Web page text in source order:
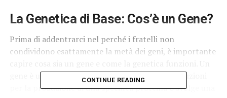
La Genetica di Base: Cos’è un Gene?
Prima di addentrarci nel perché i fratelli non
condividono esattamente la metà dei geni, è importante
gene è una porzione di DNA che contiene le istruzioni
per la produzione di una specifica proteina o svolge una
CONTINUE READING